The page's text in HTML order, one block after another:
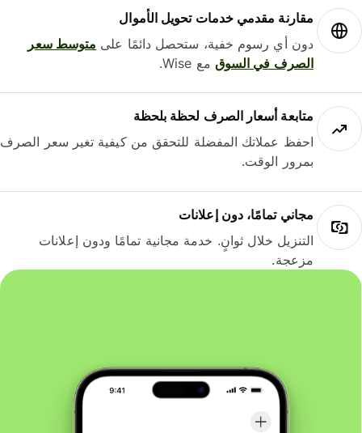
مقارنة مقدمي خدمات تحويل الأموال
دون أي رسوم خفية، ستحصل دائمًا علىمتوسط ​​سعر
الصرف في السوقمع Wise.
متابعة أسعار الصرف لحظة بلحظة
احفظ عملاتك المفضلة للتحقق من كيفية تغير سعر الصرف
بمرور الوقت.
مجاني تمامًا، دون إعلانات
التنزيل خلال ثوانٍ. خدمة مجانية تمامًا ودون إعلانات
مزعجة.